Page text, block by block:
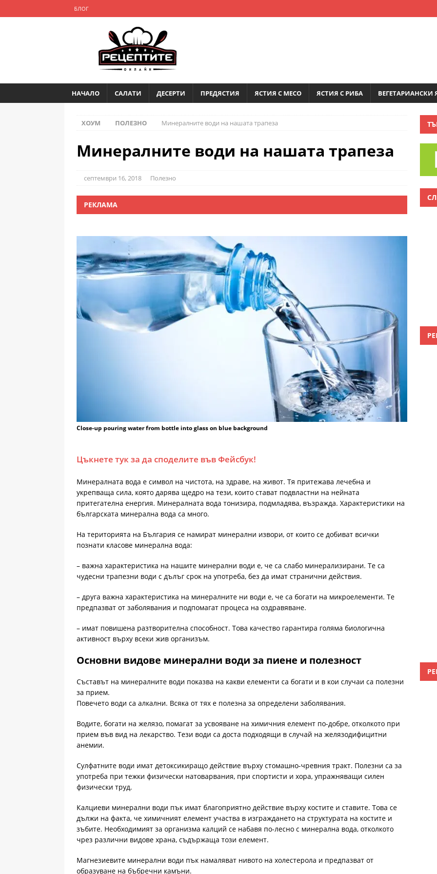
БЛОГ
НАЧАЛО САЛАТИ ДЕСЕРТИ ПРЕДЯСТИЯ ЯСТИЯ С МЕСО ЯСТИЯ С РИБА ВЕГЕТАРИАНСКИ
ХОУМ ПОЛЕЗНО Минералните води на нашата трапеза
Минералните води на нашата трапеза
септември 16, 2018 Полезно
РЕКЛАМА
Close-up pouring water from bottle into glass on blue background
Цъкнете тук за да споделите във Фейсбук!
Минералната вода е символ на чистота, на здраве, на живот. Тя притежава лечебна и
укрепваща сила, която дарява щедро на тези, които стават подвластни на нейната
притегателна енергия. Минералната вода тонизира, подмладява, възражда. Характеристики на
българската минерална вода са много.
На територията на България се намират минерални извори, от които се добиват всички
познати класове минерална вода:
– важна характеристика на нашите минерални води е, че са слабо минерализирани. Те са
чудесни трапезни води с дълъг срок на употреба, без да имат странични действия.
– друга важна характеристика на минералните ни води е, че са богати на микроелементи. Те
предпазват от заболявания и подпомагат процеса на оздравяване.
– имат повишена разтворителна способност. Това качество гарантира голяма биологична
активност върху всеки жив организъм.
Основни видове минерални води за пиене и полезност
Съставът на минералните води показва на какви елементи са богати и в кои случаи са полезни
за прием.
Повечето води са алкални. Всяка от тях е полезна за определени заболявания.
Водите, богати на желязо, помагат за усвояване на химичния елемент по-добре, отколкото при
прием във вид на лекарство. Тези води са доста подходящи в случай на желязодифицитни
анемии.
Сулфатните води имат детоксикиращо действие върху стомашно-чревния тракт. Полезни са за
употреба при тежки физически натоварвания, при спортисти и хора, упражняващи силен
физически труд.
Калциеви минерални води пък имат благоприятно действие върху костите и ставите. Това се
дължи на факта, че химичният елемент участва в изграждането на структурата на костите и
зъбите. Необходимият за организма калций се набавя по-лесно с минерална вода, отколкото
чрез различни видове храна, съдържаща този елемент.
Магнезиевите минерални води пък намаляват нивото на холестерола и предпазват от
образуване на бъбречни камъни.